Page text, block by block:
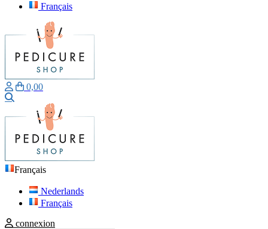
Français
0,00
Français
Nederlands
Français
connexion